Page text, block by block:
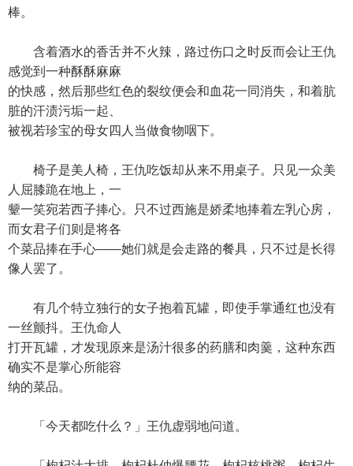
棒。
含着酒水的香舌并不火辣，路过伤口之时反而会让王仇
感觉到一种酥酥麻麻
的快感，然后那些红色的裂纹便会和血花一同消失，和着肮
脏的汗渍污垢一起、
被视若珍宝的母女四人当做食物咽下。
椅子是美人椅，王仇吃饭却从来不用桌子。只见一众美
人屈膝跪在地上，一
颦一笑宛若西子捧心。只不过西施是娇柔地捧着左乳心房，
而女君子们则是将各
个菜品捧在手心——她们就是会走路的餐具，只不过是长得
像人罢了。
有几个特立独行的女子抱着瓦罐，即使手掌通红也没有
一丝颤抖。王仇命人
打开瓦罐，才发现原来是汤汁很多的药膳和肉羹，这种东西
确实不是掌心所能容
纳的菜品。
「今天都吃什么？」王仇虚弱地问道。